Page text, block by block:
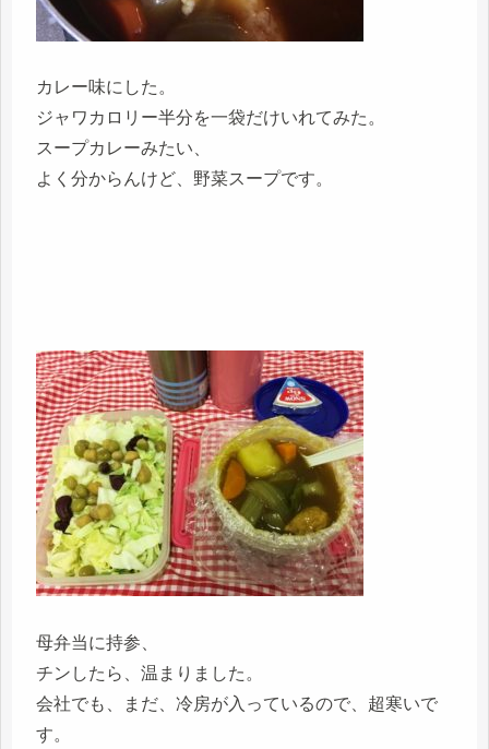
カレー味にした。
ジャワカロリー半分を一袋だけいれてみた。
スープカレーみたい、
よく分からんけど、野菜スープです。
母弁当に持参、
チンしたら、温まりました。
会社でも、まだ、冷房が入っているので、超寒いで
す。